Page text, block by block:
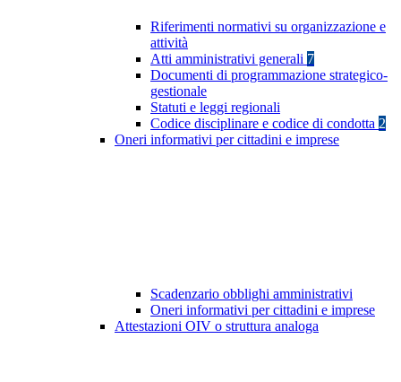
Riferimenti normativi su organizzazione e
attività
Atti amministrativi generali 7
Documenti di programmazione strategico-
gestionale
Statuti e leggi regionali
Codice disciplinare e codice di condotta 2
Oneri informativi per cittadini e imprese
Scadenzario obblighi amministrativi
Oneri informativi per cittadini e imprese
Attestazioni OIV o struttura analoga